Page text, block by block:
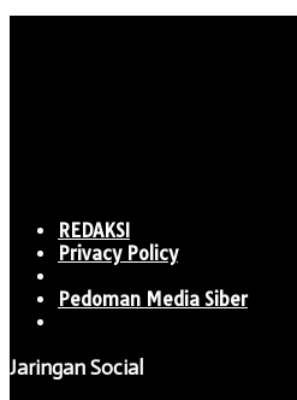
REDAKSI
Privacy Policy
Pedoman Media Siber
Jaringan Social